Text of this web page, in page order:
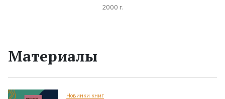
2000 г.
Материалы
Новинки книг